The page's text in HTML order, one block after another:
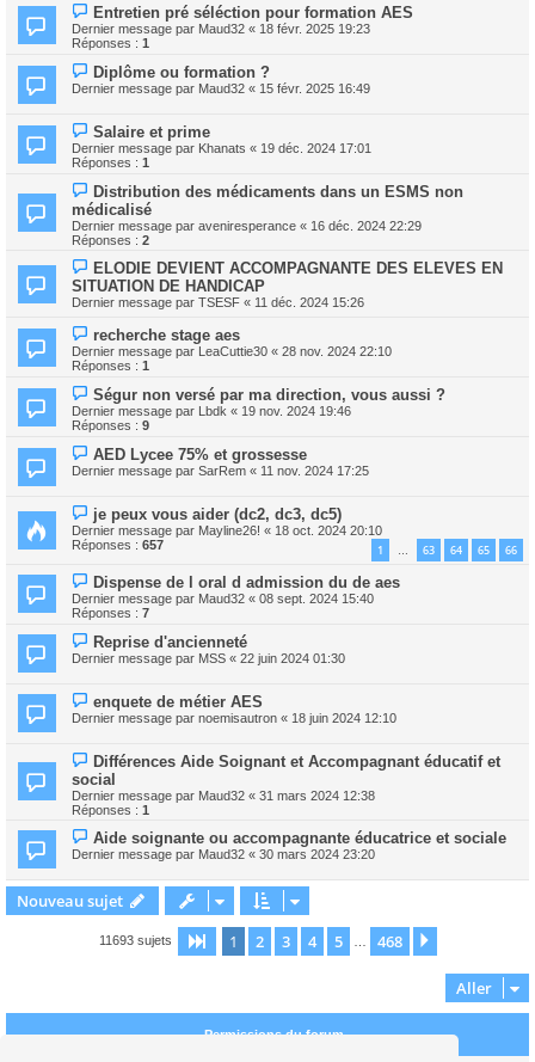
Entretien pré séléction pour formation AES
Dernier message par Maud32 « 18 févr. 2025 19:23
Réponses : 1
Diplôme ou formation ?
Dernier message par Maud32 « 15 févr. 2025 16:49
Salaire et prime
Dernier message par Khanats « 19 déc. 2024 17:01
Réponses : 1
Distribution des médicaments dans un ESMS non
médicalisé
Dernier message par aveniresperance « 16 déc. 2024 22:29
Réponses : 2
ELODIE DEVIENT ACCOMPAGNANTE DES ELEVES EN
SITUATION DE HANDICAP
Dernier message par TSESF « 11 déc. 2024 15:26
recherche stage aes
Dernier message par LeaCuttie30 « 28 nov. 2024 22:10
Réponses : 1
Ségur non versé par ma direction, vous aussi ?
Dernier message par Lbdk « 19 nov. 2024 19:46
Réponses : 9
AED Lycee 75% et grossesse
Dernier message par SarRem « 11 nov. 2024 17:25
je peux vous aider (dc2, dc3, dc5)
Dernier message par Mayline26! « 18 oct. 2024 20:10
Réponses : 657 1 … 63 64 65 66
Dispense de l oral d admission du de aes
Dernier message par Maud32 « 08 sept. 2024 15:40
Réponses : 7
Reprise d'ancienneté
Dernier message par MSS « 22 juin 2024 01:30
enquete de métier AES
Dernier message par noemisautron « 18 juin 2024 12:10
Différences Aide Soignant et Accompagnant éducatif et
social
Dernier message par Maud32 « 31 mars 2024 12:38
Réponses : 1
Aide soignante ou accompagnante éducatrice et sociale
Dernier message par Maud32 « 30 mars 2024 23:20
Nouveau sujet
11693 sujets Page 1sur468
1 2 3 4 5 468
Aller
Permissions du forum